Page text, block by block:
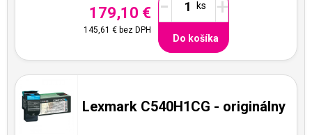
179,10 €
145,61 €bez DPH
+
Do košíka
Lexmark C540H1CG - originálny